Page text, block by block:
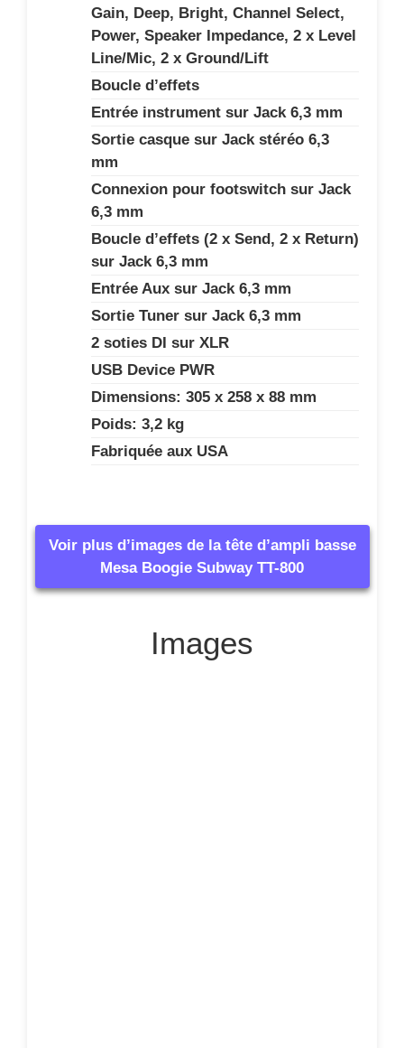
Gain, Deep, Bright, Channel Select,
Power, Speaker Impedance, 2 x Level
Line/Mic, 2 x Ground/Lift
Boucle d’effets
Entrée instrument sur Jack 6,3 mm
Sortie casque sur Jack stéréo 6,3
mm
Connexion pour footswitch sur Jack
6,3 mm
Boucle d’effets (2 x Send, 2 x Return)
sur Jack 6,3 mm
Entrée Aux sur Jack 6,3 mm
Sortie Tuner sur Jack 6,3 mm
2 soties DI sur XLR
USB Device PWR
Dimensions: 305 x 258 x 88 mm
Poids: 3,2 kg
Fabriquée aux USA
Voir plus d’images de la tête d’ampli basse
Mesa Boogie Subway TT-800
Images